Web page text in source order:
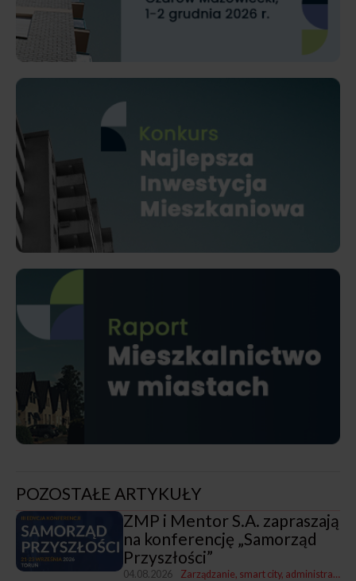
POZOSTAŁE ARTYKUŁY
ZMP i Mentor S.A. zapraszają
na konferencję „Samorząd
Przyszłości”
04.08.2026 Zarządzanie, smart city, administracja